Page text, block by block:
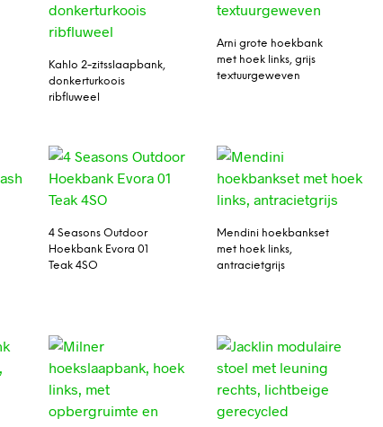
Kahlo 2-zitsslaapbank,
donkerturkoois
ribfluweel
Arni grote hoekbank
met hoek links, grijs
textuurgeweven
4 Seasons Outdoor
Hoekbank Evora 01
Teak 4SO
Mendini hoekbankset
met hoek links,
antracietgrijs